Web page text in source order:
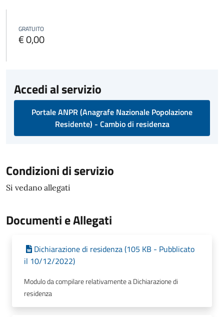
GRATUITO
€ 0,00
Accedi al servizio
Portale ANPR (Anagrafe Nazionale Popolazione
Residente) - Cambio di residenza
Condizioni di servizio
Si vedano allegati
Documenti e Allegati
Dichiarazione di residenza (105 KB - Pubblicato
il 10/12/2022)
Modulo da compilare relativamente a Dichiarazione di
residenza